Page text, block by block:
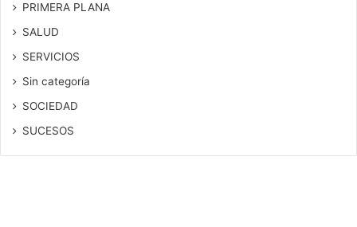
PRIMERA PLANA
SALUD
SERVICIOS
Sin categoría
SOCIEDAD
SUCESOS